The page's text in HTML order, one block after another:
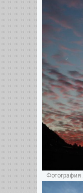
Фотография